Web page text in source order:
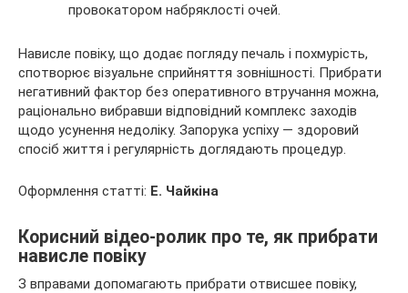
провокатором набряклості очей.
Нависле повіку, що додає погляду печаль і похмурість,
спотворює візуальне сприйняття зовнішності. Прибрати
негативний фактор без оперативного втручання можна,
раціонально вибравши відповідний комплекс заходів
щодо усунення недоліку. Запорука успіху — здоровий
спосіб життя і регулярність доглядають процедур.
Оформлення статті: Е. Чайкіна
Корисний відео-ролик про те, як прибрати
нависле повіку
З вправами допомагають прибрати отвисшее повіку,